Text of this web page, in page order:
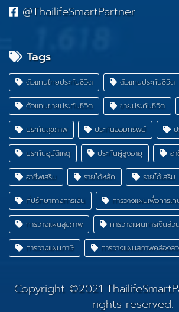
@ThailifeSmartPartner
Tags
ตัวแทนไทยประกันชีวิต ตัวแทนประกันชีวิต
ตัวแทนขายประกันชีวิต ขายประกันชีวิต
ประกันสุขภาพ ประกันออมทรัพย์ ป
ประกันอุบัติเหตุ ประกันผู้สูงอายุ อา
อาชีพเสริม รายได้หลัก รายได้เสริม
ที่ปรึกษาทางการเงิน การวางแผนเพื่อการ
การวางแผนสุขภาพ การวางแผนการเงินส่
การวางแผนภาษี การวางแผนสภาพคล่อง
Copyright ©2021
rights reserved.